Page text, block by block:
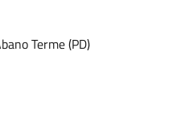
Terme (PD)